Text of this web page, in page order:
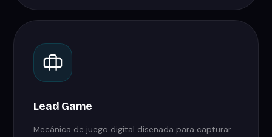
Lead Game
Mecánica de juego digital diseñada para capturar